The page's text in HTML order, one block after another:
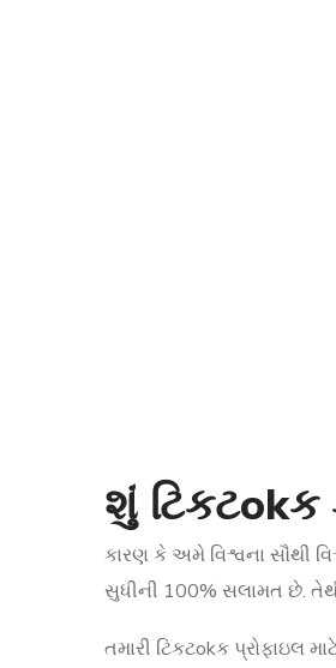
શું ટિકટokક
કારણ કે અમે વિશ્વના સૌથી
સુધીની 100% સલામત છે.
તમારી ટિકટokક પ્રોફાઇલ